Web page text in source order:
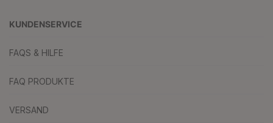
KUNDENSERVICE
FAQS & HILFE
FAQ PRODUKTE
VERSAND